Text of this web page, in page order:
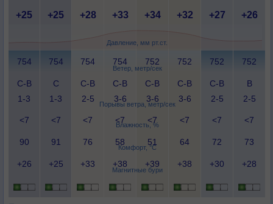
Давление, мм рт.ст.
Ветер, метр/сек
Порывы ветра, метр/сек
Влажность, %
Комфорт, °C
Магнитные бури
+25 +25 +28 +33 +34 +32 +27 +26
754 754 754 754 752 752 752 752
С-В
1-3
С
1-3
С-В
2-5
С-В
3-6
С-В
3-6
С-В
3-6
С-В
2-5
В
2-5
<7 <7 <7 <7 <7 <7 <7 <7
90 91 76 58 51 64 72 73
+26 +25 +33 +38 +39 +38 +30 +28